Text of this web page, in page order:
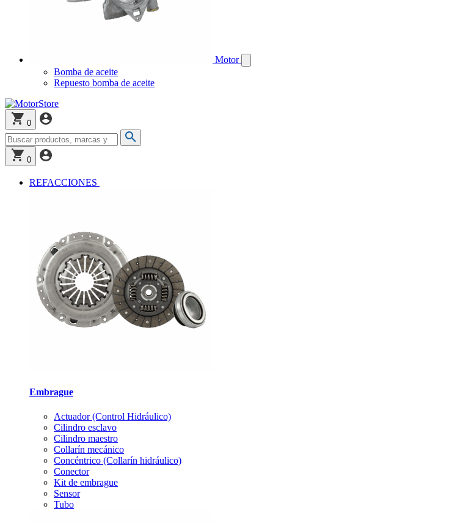
Motor
Bomba de aceite
Repuesto bomba de aceite
0
0
REFACCIONES
Embrague
Actuador (Control Hidráulico)
Cilindro esclavo
Cilindro maestro
Collarín mecánico
Concéntrico (Collarín hidráulico)
Conector
Kit de embrague
Sensor
Tubo